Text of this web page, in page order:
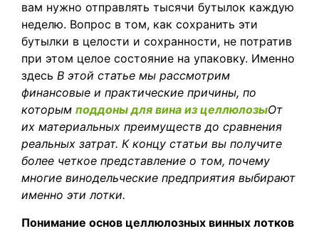
вам нужно отправлять тысячи бутылок каждую
неделю. Вопрос в том, как сохранить эти
бутылки в целости и сохранности, не потратив
при этом целое состояние на упаковку. Именно
здесь В этой статье мы рассмотрим
финансовые и практические причины, по
которым поддоны для вина из целлюлозыОт
их материальных преимуществ до сравнения
реальных затрат. К концу статьи вы получите
более четкое представление о том, почему
многие винодельческие предприятия выбирают
именно эти лотки.
Понимание основ целлюлозных винных лотков